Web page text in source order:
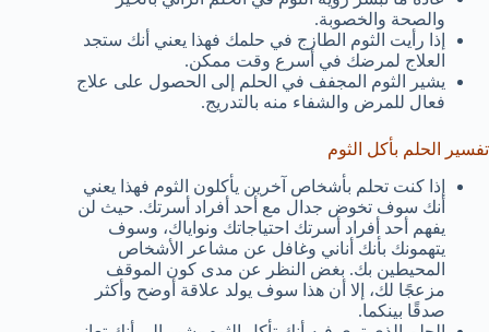
والصحة والخصوبة.
إذا رأيت الثوم الطازج في حلمك فهذا يعني أنك ستجد
العلاج لمرضك في أسرع وقت ممكن.
يشير الثوم المجفف في الحلم إلى الحصول على علاج
فعال للمرض والشفاء منه بالتدريج.
تفسير الحلم بأكل الثوم
إذا كنت تحلم بأشخاص آخرين يأكلون الثوم فهذا يعني
أنك سوف تخوض جدال مع أحد أفراد أسرتك. حيث لن
يفهم أحد أفراد أسرتك احتياجاتك ونواياك، وسوف
يتهمونك بأنك أناني وغافل عن مشاعر الأشخاص
المحيطين بك. بغض النظر عن مدى كون الموقف
مزعجًا لك، إلا أن هذا سوف يولد علاقة أوضح وأكثر
صدقًا بينكما.